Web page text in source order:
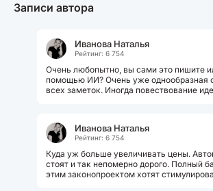
Записи автора
Иванова Наталья
Рейтинг: 6 754
Очень любопытно, вы сами это пишите
помощью ИИ? Очень уже однообразная
всех заметок. Иногда повествование
Иванова Наталья
Рейтинг: 6 754
Куда уж больше увеличивать цены.
стоят и так непомерно дорого. Полный
этим законопроектом хотят